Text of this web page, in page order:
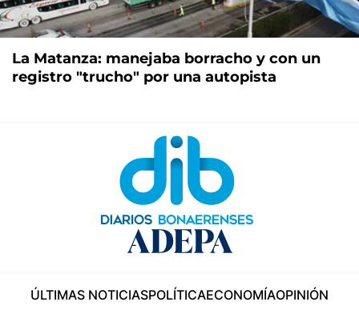
La Matanza: manejaba borracho y con un
registro "trucho" por una autopista
ÚLTIMAS NOTICIASPOLÍTICAECONOMÍAOPINIÓN